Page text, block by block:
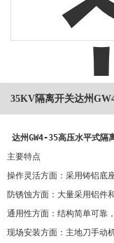
35KV隔离开关达州
达州GW4-35高压水平式隔
主要特点
操作灵活方面：采用铸铝底
防锈蚀方面：大量采用铝件
通用性方面：结构简单可靠
现场安装方面：主地刀手动